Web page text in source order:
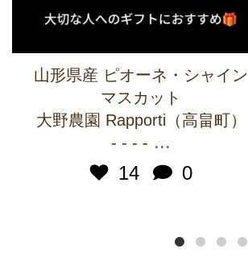
山形県産 ピオーネ・シャイン
マスカット
大野農園 Rapporti（高畠町）
- - - - ...
14
0